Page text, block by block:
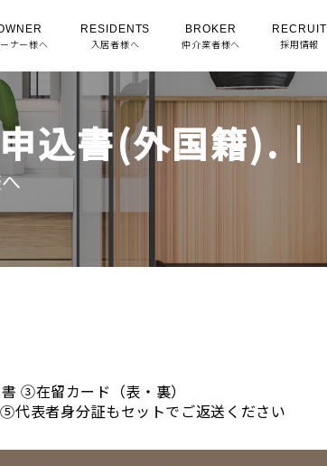
ナー様へ
RESIDENTS
入居者様へ
BROKER
仲介業者様へ
RECRUIT
採用情報
込書(外国籍).｜
③在留カード（表・裏）
表者身分証もセットでご返送ください